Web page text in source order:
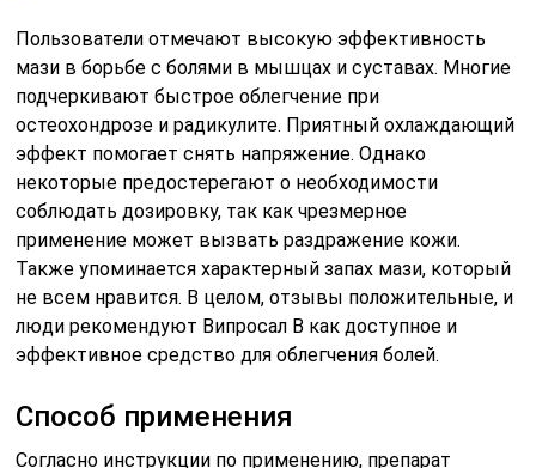
Пользователи отмечают высокую эффективность
мази в борьбе с болями в мышцах и суставах. Многие
подчеркивают быстрое облегчение при
остеохондрозе и радикулите. Приятный охлаждающий
эффект помогает снять напряжение. Однако
некоторые предостерегают о необходимости
соблюдать дозировку, так как чрезмерное
применение может вызвать раздражение кожи.
Также упоминается характерный запах мази, который
не всем нравится. В целом, отзывы положительные, и
люди рекомендуют Випросал В как доступное и
эффективное средство для облегчения болей.
Способ применения
Согласно инструкции по применению, препарат